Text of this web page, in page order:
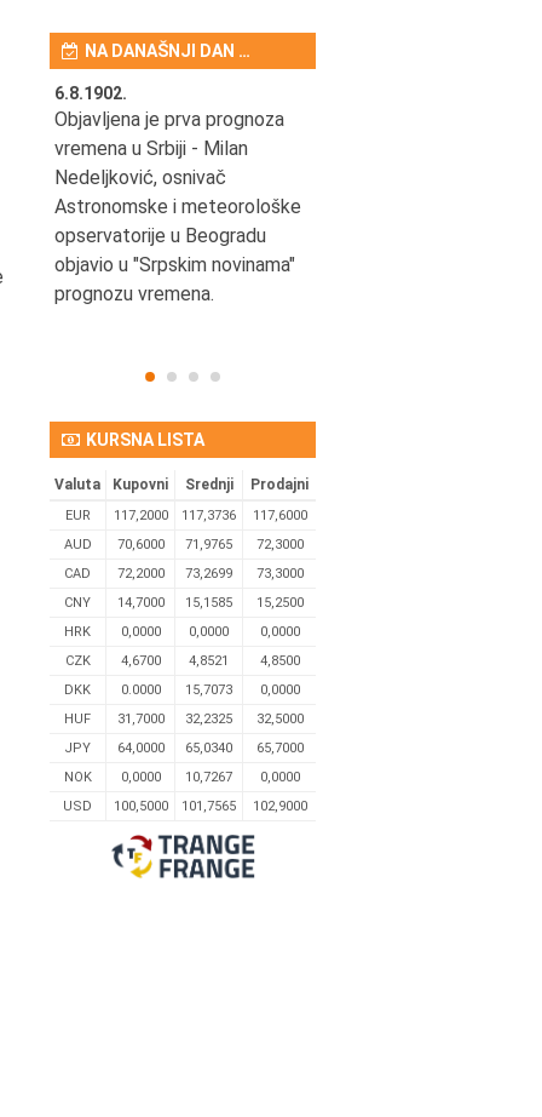
NA DANAŠNJI DAN …
6.8.1902.
Objavljena je prva prognoza
vremena u Srbiji - Milan
Nedeljković, osnivač
Astronomske i meteorološke
opservatorije u Beogradu
objavio u "Srpskim novinama"
prognozu vremena.
KURSNA LISTA
Valuta Kupovni Srednji Prodajni
EUR 117,2000 117,3736
117,6000
AUD
70,6000 71,9765
72,3000
CAD
72,2000 73,2699
73,3000
CNY
14,7000 15,1585
15,2500
HRK
0,0000 0,0000
0,0000
CZK
4,6700 4,8521
4,8500
DKK
0.0000 15,7073
0,0000
HUF
31,7000 32,2325
32,5000
JPY
64,0000 65,0340
65,7000
NOK
0,0000 10,7267
0,0000
USD
100,5000 101,7565 102,9000